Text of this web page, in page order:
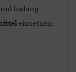
bislang
einsetzen: